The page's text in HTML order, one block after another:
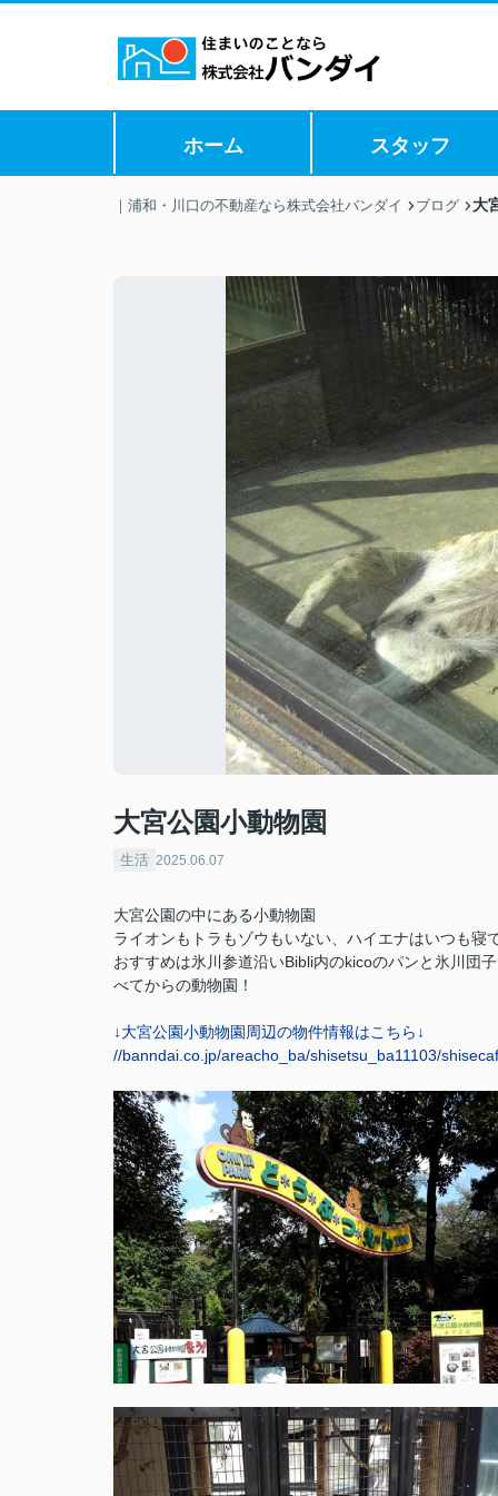
ホーム スタッフ
｜浦和・川口の不動産なら株式会社バンダイ ブログ 大
大宮公園小動物園
生活 2025.06.07
大宮公園の中にある小動物園
ライオンもトラもゾウもいない、ハイエナはいつも寝
おすすめは氷川参道沿いBibli内のkicoのパンと氷川団
べてからの動物園！
↓大宮公園小動物園周辺の物件情報はこちら↓
//banndai.co.jp/areacho_ba/shisetsu_ba11103/